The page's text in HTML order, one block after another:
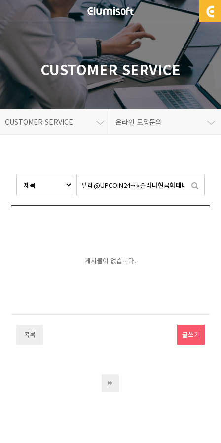
CUSTOMER SERVICE
CUSTOMER SERVICE 온라인 도입문의
게시물이 없습니다.
목록 글쓰기